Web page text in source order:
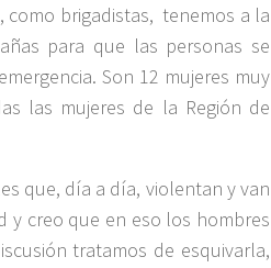
como brigadistas, tenemos a la
para que las personas se
Son 12 mujeres muy
las mujeres de la Región de
que, día a día, violentan y van
y creo que en eso los hombres
tratamos de esquivarla,